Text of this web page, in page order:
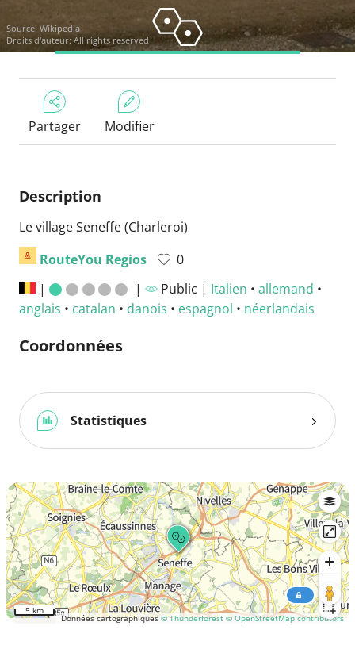
Source: Wikipedia
Droits d'auteur: All rights reserved
Partager Modifier
Description
Le village Seneffe (Charleroi)
RouteYou Regios
0
|
| Public | Italien • allemand •
anglais • catalan • danois • espagnol • néerlandais
Coordonnées
Statistiques
Données cartographiques© Thunderforest © OpenStreetMap contributors
5 km